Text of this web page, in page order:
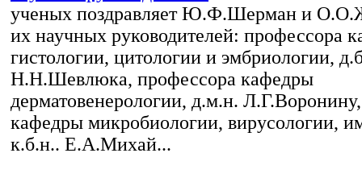
ученых поздравляет Ю.Ф.Шерман и
их научных руководителей: профессора
гистологии, цитологии и эмбриологии,
Н.Н.Шевлюка, профессора кафедры
дерматовенерологии, д.м.н.
кафедры микробиологии, вирусологии,
к.б.н.. Е.А.Михай...